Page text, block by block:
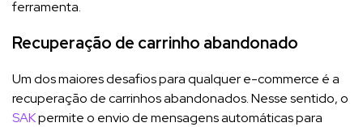
ferramenta.
Recuperação de carrinho abandonado
Um dos maiores desafios para qualquer e-commerce é a
recuperação de carrinhos abandonados. Nesse sentido, o
SAKpermite o envio de mensagens automáticas para